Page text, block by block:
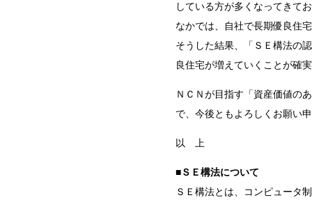
している方が多くなってきて
なかでは、自社で長期優良住
そうした結果、「ＳＥ構法の
良住宅が増えていくことが確
ＮＣＮが目指す「資産価値の
で、今後ともよろしくお願い
以 上
■ＳＥ構法について
ＳＥ構法とは、コンピュータ